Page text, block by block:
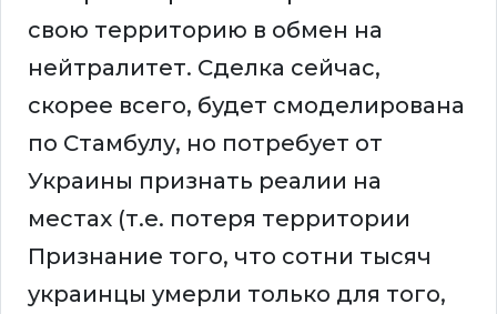
свою территорию в обмен на
нейтралитет. Сделка сейчас,
скорее всего, будет смоделирована
по Стамбулу, но потребует от
Украины признать реалии на
местах (т.е. потеря территории
Признание того, что сотни тысяч
украинцы умерли только для того,